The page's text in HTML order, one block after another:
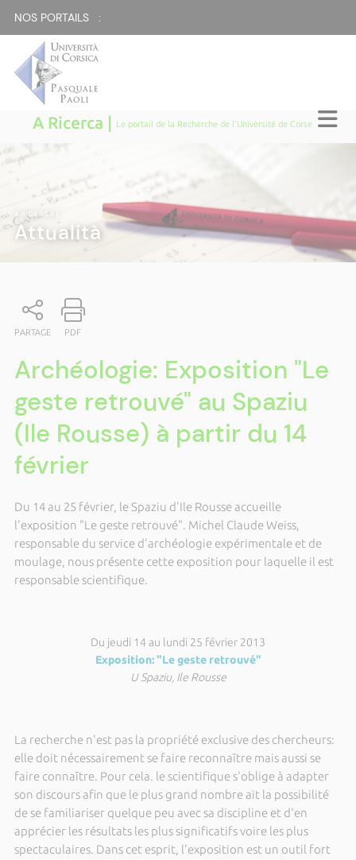
NOS PORTAILS :
A Ricerca | Le portail de la Recherche de l'Université de Corse
A RICERCA
Attualità
PARTAGE PDF
Archéologie: Exposition "Le
geste retrouvé" au Spaziu
(Ile Rousse) à partir du 14
février
Du 14 au 25 février, le Spaziu d'Ile Rousse accueille
l'exposition "Le geste retrouvé". Michel Claude Weiss,
responsable du service d'archéologie expérimentale et de
moulage, nous présente cette exposition pour laquelle il est
responsable scientifique.
Du jeudi 14 au lundi 25 février 2013
Exposition: "Le geste retrouvé"
U Spaziu, Ile Rousse
La recherche n'est pas la propriété exclusive des chercheurs:
elle doit nécessairement se faire reconnaître mais aussi se
faire connaître. Pour cela. le scientifique s'oblige à adapter
son discours afin que le plus grand nombre ait la possibilité
de se familiariser quelque peu avec sa discipline et d'en
apprécier les résultats les plus significatifs voire les plus
spectaculaires. Dans cet esprit, l'exposition est un outil fort